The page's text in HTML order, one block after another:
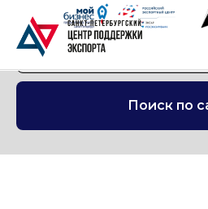
Поиск по